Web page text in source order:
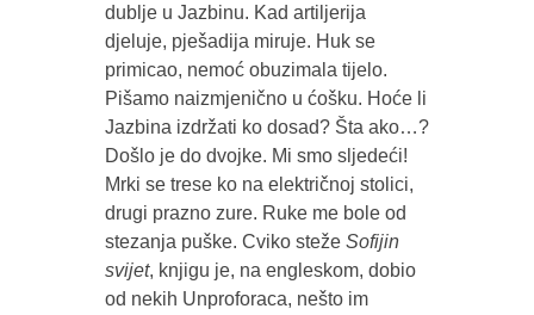
dublje u Jazbinu. Kad artiljerija
djeluje, pješadija miruje. Huk se
primicao, nemoć obuzimala tijelo.
Pišamo naizmjenično u ćošku. Hoće li
Jazbina izdržati ko dosad? Šta ako…?
Došlo je do dvojke. Mi smo sljedeći!
Mrki se trese ko na električnoj stolici,
drugi prazno zure. Ruke me bole od
stezanja puške. Cviko steže Sofijin
svijet, knjigu je, na engleskom, dobio
od nekih Unproforaca, nešto im